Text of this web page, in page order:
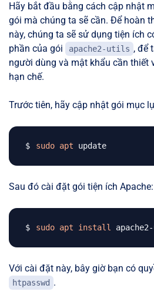
Hãy bắt đầu bằng cách cập nhật
gói mà chúng ta sẽ cần. Để hoàn
này, chúng ta sẽ sử dụng tiện ích
phần của gói
apache2-utils , để
người dùng và mật khẩu cần thiết
hạn chế.
Trước tiên, hãy cập nhật gói mục
sudo apt
Sau đó cài đặt gói tiện ích Apache:
sudo apt install
Với cài đặt này, bây giờ bạn có
htpasswd .